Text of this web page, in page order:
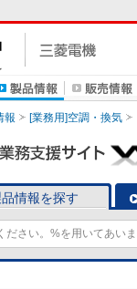
報 [業務用]空調・換気
情報を探す